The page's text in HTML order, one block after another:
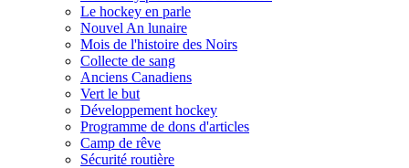
Le hockey en parle
Nouvel An lunaire
Mois de l'histoire des Noirs
Collecte de sang
Anciens Canadiens
Vert le but
Développement hockey
Programme de dons d'articles
Camp de rêve
Sécurité routière